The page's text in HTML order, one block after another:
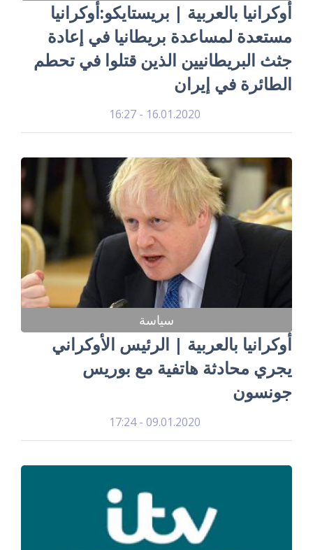
أوكرانيا بالعربية | بريستايكو:أوكرانيا
مستعدة لمساعدة بريطانيا في إعادة
جثث البريطانيين الذين قتلوا في تحطم
الطائرة في إيران
16.01.2020 - 16:27
سياسة
أوكرانيا بالعربية | الرئيس الأوكراني
يجري محادثة هاتفية مع بوريس
جونسون
09.01.2020 - 17:24